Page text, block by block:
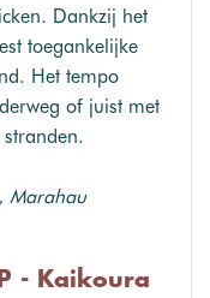
Dankzij het
toegankelijke
Het tempo
of juist met
stranden.
Marahau
- Kaikoura